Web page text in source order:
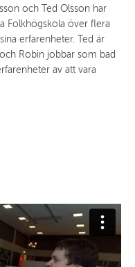
och Ted Olsson har
Folkhögskola över flera
erfarenheter. Ted är
Robin jobbar som bad
av att vara